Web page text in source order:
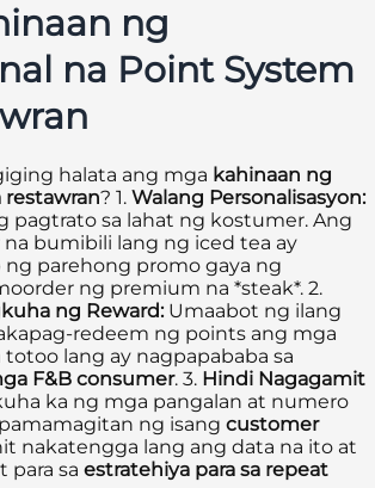
ng
na Point System
halata ang mga kahinaan ng
? 1. Walang Personalisasyon:
pagtrato sa lahat ng kostumer. Ang
bumibili lang ng iced tea ay
parehong promo gaya ng
ng premium na *steak*. 2.
ng Reward:Umaabot ng ilang
redeem ng points ang mga
totoo lang ay nagpapababa sa
F&B consumer. 3. Hindi Nagagamit
ka ng mga pangalan at numero
ng isang customer
nakatengga lang ang data na ito at
para sa estratehiya para sa repeat